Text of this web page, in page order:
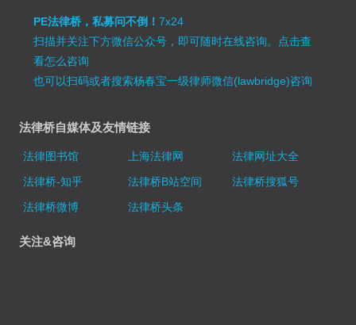
PE法律桥，私募问不倒！7x24
扫描并关注下方微信公众号，即可随时在线咨询。 点击查
看怎么咨询
也可以扫码或者搜索杨春宝一级律师微信(lawbridge)咨询
法律桥自媒体及友情链接
法律图书馆 上海法律网
法律网址大全
法律桥-知乎
法律桥B站空间
法律桥搜狐号
法律桥微博
法律桥头条
关注&咨询